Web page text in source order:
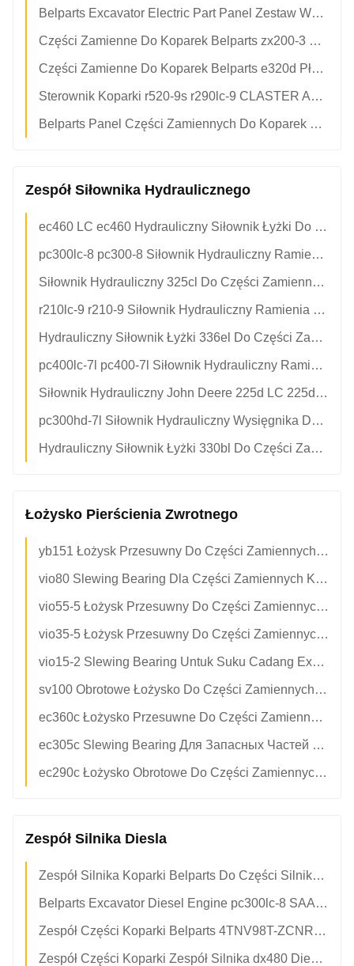
Belparts Excavator Electric Part Panel Zestaw Wskaźników Wyświetlacza 21N8-30013 r140lc-7 r160lc-7 r180lc-7 r210lc-7 r250lc-7
Części Zamienne Do Koparek Belparts zx200-3 Monitor Elektryczny 4652262 Panel Przyrządów
Części Zamienne Do Koparek Belparts e320d Płytka Komputerowa 24 Cale 227-7698 Monitor Z Panelem Wyświetlacza
Sterownik Koparki r520-9s r290lc-9 CLASTER ASSY r140w-9 r200w-9 Panel Wyświetlacza 21Q6-30102 21Q6-40300
Belparts Panel Części Zamiennych Do Koparek Wskaźnik LCD DX Solar sl225lc-V sl220lc-6 dh225-7 2621-6012 539-00048g 300426-00084 Pon.
Zespół Siłownika Hydraulicznego
ec460 LC ec460 Hydrauliczny Siłownik Łyżki Do Części Zamiennych Do Koparki 1146-07530 Rynek Wtórny Wysoka Jakość
pc300lc-8 pc300-8 Siłownik Hydrauliczny Ramienia Do Części Zamiennych Do Koparek Komatsu 707-01-0A452 Rynek Wtórny Wysokiej Jakości
Siłownik Hydrauliczny 325cl Do Części Zamiennych Do Koparki 179-9782 1799782 Rynek Wtórny Wysoka Jakość
r210lc-9 r210-9 Siłownik Hydrauliczny Ramienia Do Części Zamiennych Do Koparek Hyundai 31Y1-28631 Rynek Wtórny Wysokiej Jakości
Hydrauliczny Siłownik Łyżki 336el Do Części Zamiennych Do Koparki 357-9766 315-4451 3579766 3154451 Rynek Wtórny Wysokiej Jakości
pc400lc-7l pc400-7l Siłownik Hydrauliczny Ramienia Do Części Zamiennych Do Koparek Komatsu 707-01-0F690 Rynek Wtórny Wysokiej Jakości
Siłownik Hydrauliczny John Deere 225d LC 225d Do Części Zamiennych Do Koparek 9234748g Rynek Wtórny Wysoka Jakość
pc300hd-7l Siłownik Hydrauliczny Wysięgnika Do Części Zamiennych Do Koparek Komatsu 707-01-0A430 Rynek Wtórny Wysokiej Jakości
Hydrauliczny Siłownik Łyżki 330bl Do Części Zamiennych Do Koparki 118-3921 1183921 Rynek Wtórny Wysoka Jakość
Łożysko Pierścienia Zwrotnego
yb151 Łożysk Przesuwny Do Części Zamiennych Koparek Yanmar 172149-57600 Łożysk Przesuwny Koła Przesuwnego
vio80 Slewing Bearing Dla Części Zamiennych Koparki Yanmar 172A89-57600 Pierścień Obrotowy Pierścień Obrotowy Aftermarket
vio55-5 Łożysk Przesuwny Do Części Zamiennych Koparki Yanmar 172445-57600
vio35-5 Łożysk Przesuwny Do Części Zamiennych Koparki Yanmar 172458-57600 Łożysk Przesuwny OEM
vio15-2 Slewing Bearing Untuk Suku Cadang Excavator Yanmar 172447-57600 Swing Circle Slew Ring
sv100 Obrotowe Łożysko Do Części Zamiennych Koparki Yanmar 172499-57600 Pierścień Obrotowy Pierścień Obrotowy Zamiennik
ec360c Łożysko Przesuwne Do Części Zamiennych Koparek Volvo 14647527 Koło Przesuwne OEM
ec305c Slewing Bearing Для Запасных Частей Экскаватора Volvo 14570794 Swing Circle Slew Ring
ec290c Łożysko Obrotowe Do Części Zamiennych Koparki Volvo 1155-01201 Pierścień Obrotowy Pierścień Obrotowy Zamiennik
Zespół Silnika Diesla
Zespół Silnika Koparki Belparts Do Części Silnika Cummins r320lc-7 c8.3-C 11N9-00010
Belparts Excavator Diesel Engine pc300lc-8 SAA6D114E-3 Przebudowany Zespół Silnika Do Komatsu
Zespół Części Koparki Belparts 4TNV98T-ZCNRCC Zespół Silnika Wysokoprężnego
Zespół Części Koparki Zespół Silnika dx480 Diesel Dla Doosan k1005735b